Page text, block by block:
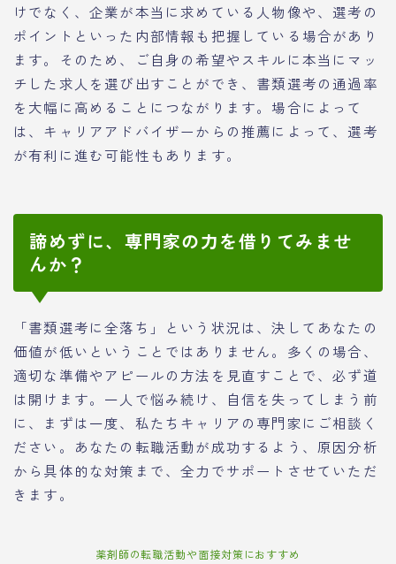
けでなく、企業が本当に求めている人物像や、選考の
ポイントといった内部情報も把握している場合があり
ます。そのため、ご自身の希望やスキルに本当にマッ
チした求人を選び出すことができ、書類選考の通過率
を大幅に高めることにつながります。場合によって
は、キャリアアドバイザーからの推薦によって、選考
が有利に進む可能性もあります。
諦めずに、専門家の力を借りてみませ
んか？
「書類選考に全落ち」という状況は、決してあなたの
価値が低いということではありません。多くの場合、
適切な準備やアピールの方法を見直すことで、必ず道
は開けます。一人で悩み続け、自信を失ってしまう前
に、まずは一度、私たちキャリアの専門家にご相談く
ださい。あなたの転職活動が成功するよう、原因分析
から具体的な対策まで、全力でサポートさせていただ
きます。
薬剤師の転職活動や面接対策におすすめ